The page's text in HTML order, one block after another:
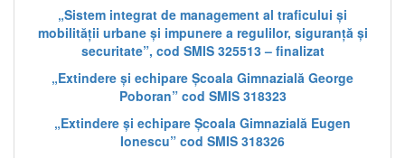
„Sistem integrat de management al traficului și
mobilității urbane și impunere a regulilor, siguranță și
securitate”, cod SMIS 325513 – finalizat
„Extindere și echipare Școala Gimnazială George
Poboran” cod SMIS 318323
„Extindere și echipare Școala Gimnazială Eugen
Ionescu” cod SMIS 318326